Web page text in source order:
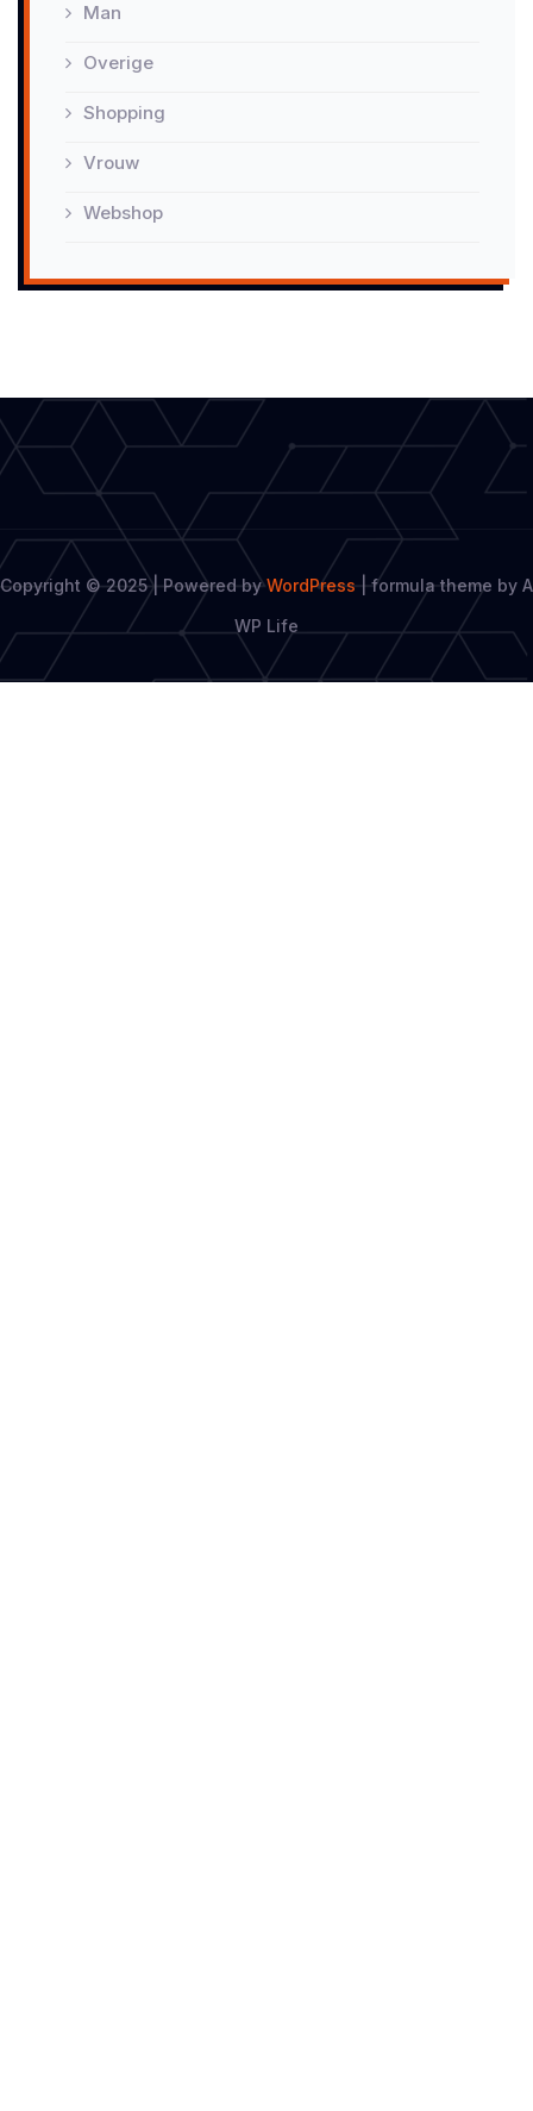
Man
Overige
Shopping
Vrouw
Webshop
Copyright © 2025 | Powered byWordPress
formula theme by A
WP Life